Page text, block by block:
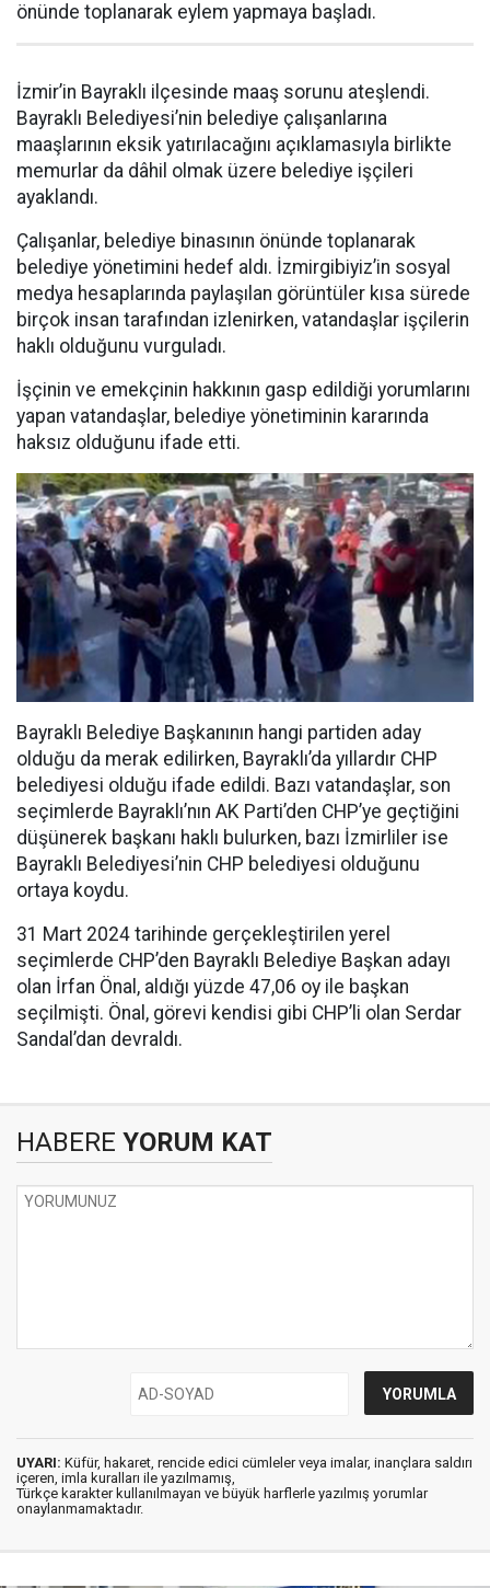
önünde toplanarak eylem yapmaya başladı.
İzmir’in Bayraklı ilçesinde maaş sorunu ateşlendi.
Bayraklı Belediyesi’nin belediye çalışanlarına
maaşlarının eksik yatırılacağını açıklamasıyla birlikte
memurlar da dâhil olmak üzere belediye işçileri
ayaklandı.
Çalışanlar, belediye binasının önünde toplanarak
belediye yönetimini hedef aldı. İzmirgibiyiz’in sosyal
medya hesaplarında paylaşılan görüntüler kısa sürede
birçok insan tarafından izlenirken, vatandaşlar işçilerin
haklı olduğunu vurguladı.
İşçinin ve emekçinin hakkının gasp edildiği yorumlarını
yapan vatandaşlar, belediye yönetiminin kararında
haksız olduğunu ifade etti.
Bayraklı Belediye Başkanının hangi partiden aday
olduğu da merak edilirken, Bayraklı’da yıllardır CHP
belediyesi olduğu ifade edildi. Bazı vatandaşlar, son
seçimlerde Bayraklı’nın AK Parti’den CHP’ye geçtiğini
düşünerek başkanı haklı bulurken, bazı İzmirliler ise
Bayraklı Belediyesi’nin CHP belediyesi olduğunu
ortaya koydu.
31 Mart 2024 tarihinde gerçekleştirilen yerel
seçimlerde CHP’den Bayraklı Belediye Başkan adayı
olan İrfan Önal, aldığı yüzde 47,06 oy ile başkan
seçilmişti. Önal, görevi kendisi gibi CHP’li olan Serdar
Sandal’dan devraldı.
HABERE YORUM KAT
UYARI: Küfür, hakaret, rencide edici cümleler veya imalar, inançlara saldırı
içeren, imla kuralları ile yazılmamış,
Türkçe karakter kullanılmayan ve büyük harflerle yazılmış yorumlar
onaylanmamaktadır.